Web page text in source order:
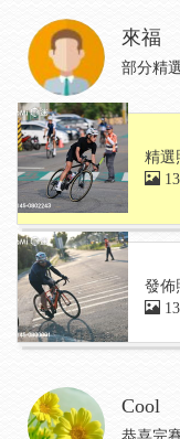
來福
部分精
精選
發佈
Cool